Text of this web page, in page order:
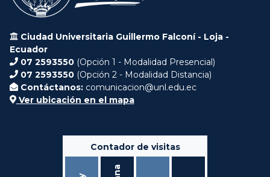
Ciudad Universitaria Guillermo Falconí - Loja -
Ecuador
07 2593550 (Opción 1 - Modalidad Presencial)
07 2593550 (Opción 2 - Modalidad Distancia)
Contáctanos: comunicacion@unl.edu.ec
Ver ubicación en el mapa
Contador de visitas